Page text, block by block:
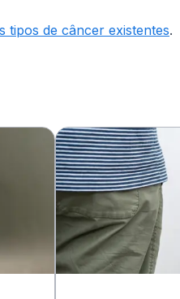
tipos de câncer existentes.